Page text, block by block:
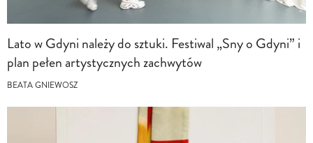
Lato w Gdyni należy do sztuki. Festiwal „Sny o Gdyni” i
plan pełen artystycznych zachwytów
BEATA GNIEWOSZ